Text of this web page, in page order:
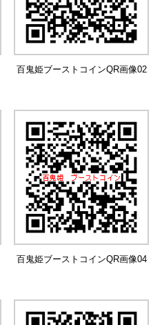
百鬼姫ブーストコインQR画像02
百鬼姫ブーストコインQR画像04